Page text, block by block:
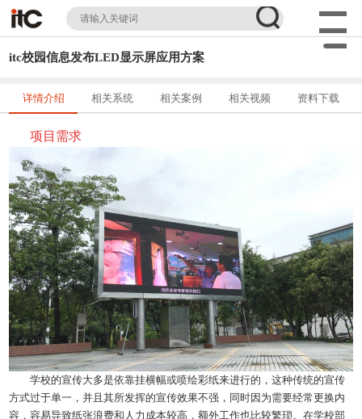
itc校园信息发布LED显示屏应用方案
详情介绍 相关系统 相关案例 相关视频 资料下载
项目需求
学校的宣传大多是依靠挂横幅或喷绘彩纸来进行的，这种传统的宣传
方式过于单一，并且其所发挥的宣传效果不强，同时因为需要经常更换内
容，容易导致纸张浪费和人力成本较高，额外工作也比较繁琐。在学校部